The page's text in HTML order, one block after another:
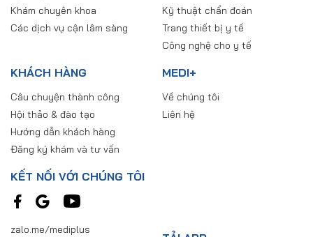
Khám chuyên khoa
Các dịch vụ cận lâm sàng
Kỹ thuật chẩn đoán
Trang thiết bị y tế
Công nghệ cho y tế
KHÁCH HÀNG
Câu chuyện thành công
Hội thảo & đào tạo
Hướng dẫn khách hàng
Đăng ký khám và tư vấn
MEDI+
Về chúng tôi
Liên hệ
KẾT NỐI VỚI CHÚNG TÔI
zalo.me/mediplus